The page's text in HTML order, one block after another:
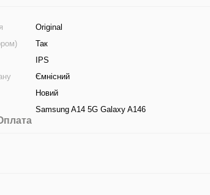
Original
Так
IPS
Ємнісний
Новий
Samsung A14 5G Galaxy A146